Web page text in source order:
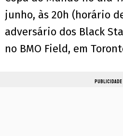
junho, às 20h (horário
adversário dos Black
no BMO Field, em
PUBLICIDADE